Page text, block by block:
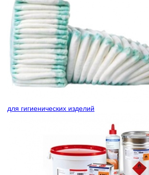
для гигиенических изделий